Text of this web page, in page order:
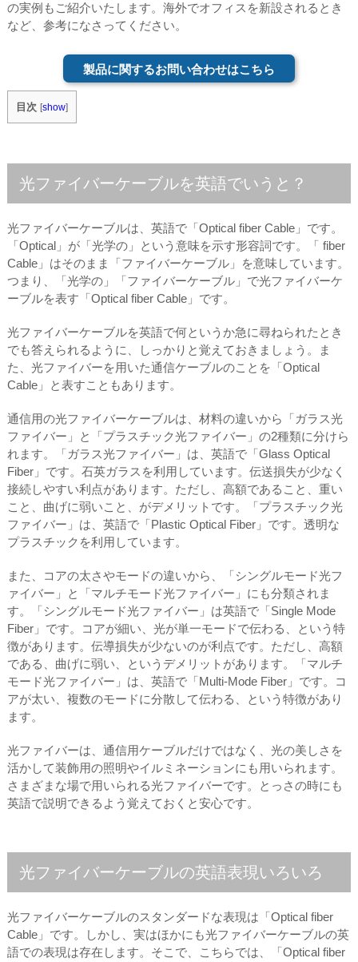
の実例もご紹介いたします。海外でオフィスを新設されるとき
など、参考になさってください。
製品に関するお問い合わせはこちら
目次 [show]
光ファイバーケーブルを英語でいうと？
光ファイバーケーブルは、英語で「Optical fiber Cable」です。
「Optical」が「光学の」という意味を示す形容詞です。「 fiber
Cable」はそのまま「ファイバーケーブル」を意味しています。
つまり、「光学の」「ファイバーケーブル」で光ファイバーケ
ーブルを表す「Optical fiber Cable」です。
光ファイバーケーブルを英語で何というか急に尋ねられたとき
でも答えられるように、しっかりと覚えておきましょう。ま
た、光ファイバーを用いた通信ケーブルのことを「Optical
Cable」と表すこともあります。
通信用の光ファイバーケーブルは、材料の違いから「ガラス光
ファイバー」と「プラスチック光ファイバー」の2種類に分けら
れます。「ガラス光ファイバー」は、英語で「Glass Optical
Fiber」です。石英ガラスを利用しています。伝送損失が少なく
接続しやすい利点があります。ただし、高額であること、重い
こと、曲げに弱いこと、がデメリットです。「プラスチック光
ファイバー」は、英語で「Plastic Optical Fiber」です。透明な
プラスチックを利用しています。
また、コアの太さやモードの違いから、「シングルモード光フ
ァイバー」と「マルチモード光ファイバー」にも分類されま
す。「シングルモード光ファイバー」は英語で「Single Mode
Fiber」です。コアが細い、光が単一モードで伝わる、という特
徴があります。伝導損失が少ないのが利点です。ただし、高額
である、曲げに弱い、というデメリットがあります。「マルチ
モード光ファイバー」は、英語で「Multi-Mode Fiber」です。コ
アが太い、複数のモードに分散して伝わる、という特徴があり
ます。
光ファイバーは、通信用ケーブルだけではなく、光の美しさを
活かして装飾用の照明やイルミネーションにも用いられます。
さまざまな場で用いられる光ファイバーです。とっさの時にも
英語で説明できるよう覚えておくと安心です。
光ファイバーケーブルの英語表現いろいろ
光ファイバーケーブルのスタンダードな表現は「Optical fiber
Cable」です。しかし、実はほかにも光ファイバーケーブルの英
語での表現は存在します。そこで、こちらでは、「Optical fiber